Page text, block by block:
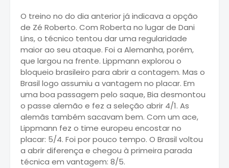
O treino no do dia anterior já indicava a opção
de Zé Roberto. Com Roberta no lugar de Dani
Lins, o técnico tentou dar uma regularidade
maior ao seu ataque. Foi a Alemanha, porém,
que largou na frente. Lippmann explorou o
bloqueio brasileiro para abrir a contagem. Mas o
Brasil logo assumiu a vantagem no placar. Em
uma boa passagem pelo saque, Bia desmontou
o passe alemão e fez a seleção abrir 4/1. As
alemãs também sacavam bem. Com um ace,
Lippmann fez o time europeu encostar no
placar: 5/4. Foi por pouco tempo. O Brasil voltou
a abrir diferença e chegou à primeira parada
técnica em vantagem: 8/5.